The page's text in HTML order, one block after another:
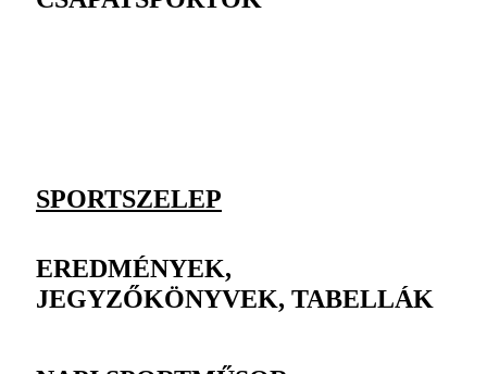
SPORTSZELEP
EREDMÉNYEK,
JEGYZŐKÖNYVEK, TABELLÁK